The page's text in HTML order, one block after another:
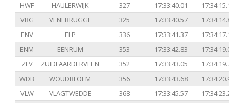
HWF
HAULERWIJK 327 17:33:40.01
VBG
VENEBRUGGE 325 17:33:40.57
ENV
ELP 336 17:33:41.37
ENM
EENRUM 353 17:33:42.83
ZLV
ZUIDLAARDERVEEN 352 17:33:43.05
WDB
WOUDBLOEM 356 17:33:43.68
VLW
VLAGTWEDDE 368 17:33:45.57